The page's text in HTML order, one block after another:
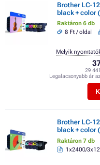
Brother LC-
black + color
Raktáron 6 db
8 Ft / oldal
29
Legalacsonyabb ár
Melyik
Brother LC-
black + color
Raktáron 7 db
1x2400/